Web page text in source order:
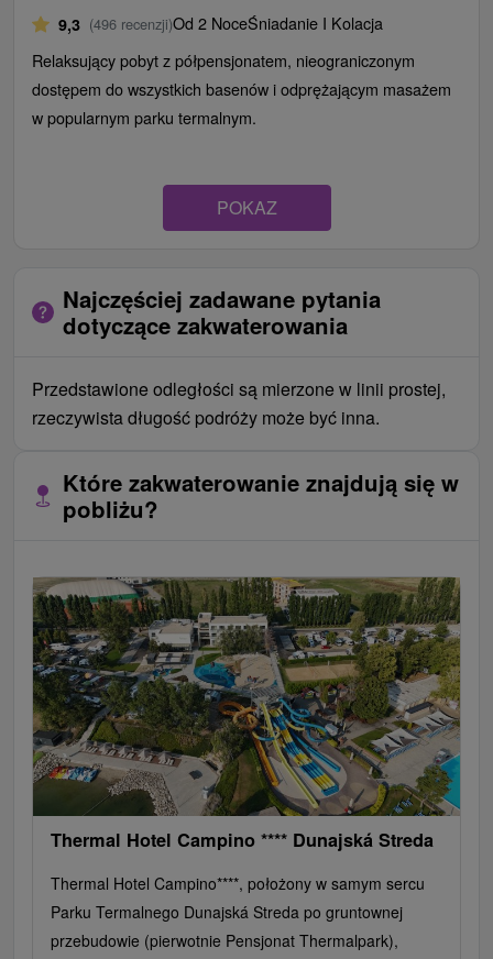
9,3 (496 recenzji)Od 2 NoceŚniadanie I Kolacja
Relaksujący pobyt z półpensjonatem, nieograniczonym
dostępem do wszystkich basenów i odprężającym masażem
w popularnym parku termalnym.
POKAZ
Najczęściej zadawane pytania
dotyczące zakwaterowania
Przedstawione odległości są mierzone w linii prostej,
rzeczywista długość podróży może być inna.
Które zakwaterowanie znajdują się w
pobliżu?
Thermal Hotel Campino **** Dunajská Streda
Thermal Hotel Campino****, położony w samym sercu
Parku Termalnego Dunajská Streda po gruntownej
przebudowie (pierwotnie Pensjonat Thermalpark),